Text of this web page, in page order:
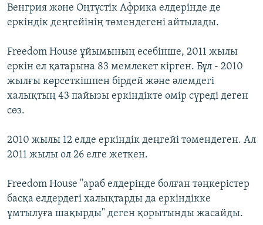
Венгрия және Оңтүстік Африка елдерінде де
еркіндік деңгейінің төмендегені айтылады.
Freedom House ұйымының есебінше, 2011 жылы
еркін ел қатарына 83 мемлекет кірген. Бұл - 2010
жылғы көрсеткішпен бірдей және әлемдегі
халықтың 43 пайызы еркіндікте өмір сүреді деген
сөз.
2010 жылы 12 елде еркіндік деңгейі төмендеген. Ал
2011 жылы ол 26 елге жеткен.
Freedom House "араб елдерінде болған төңкерістер
басқа елдердегі халықтарды да еркіндікке
ұмтылуға шақырды" деген қорытынды жасайды.